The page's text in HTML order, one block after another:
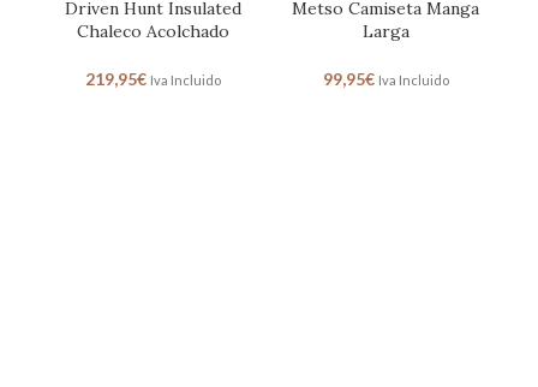
Driven Hunt Insulated
Chaleco Acolchado
219,95€ Iva Incluido
Metso Camiseta Manga
Larga
99,95€ Iva Incluido